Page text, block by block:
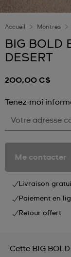
Accueil Montres
BIG BOLD
DESERT
200,00 C$
Tenez-moi
Votre adresse
Me contacter
Livraison
Paiement en
Retour offert
Cette BIG